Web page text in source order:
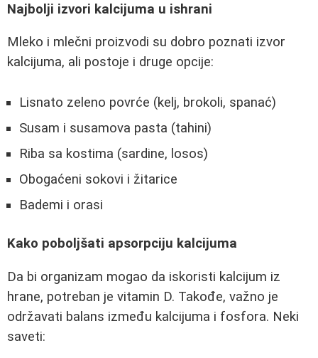
Najbolji izvori kalcijuma u ishrani
Mleko i mlečni proizvodi su dobro poznati izvor
kalcijuma, ali postoje i druge opcije:
Lisnato zeleno povrće (kelj, brokoli, spanać)
Susam i susamova pasta (tahini)
Riba sa kostima (sardine, losos)
Obogaćeni sokovi i žitarice
Bademi i orasi
Kako poboljšati apsorpciju kalcijuma
Da bi organizam mogao da iskoristi kalcijum iz
hrane, potreban je vitamin D. Takođe, važno je
održavati balans između kalcijuma i fosfora. Neki
saveti: